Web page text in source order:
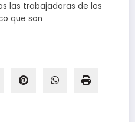
las trabajadoras de los
que son